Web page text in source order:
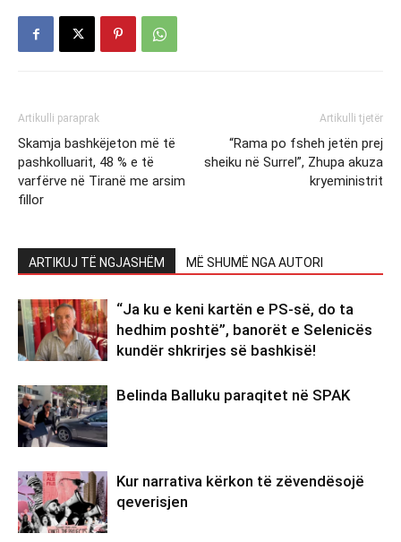
Artikulli paraprak
Skamja bashkëjeton më të
pashkolluarit, 48 % e të
varfërve në Tiranë me arsim
fillor
Artikulli tjetër
“Rama po fsheh jetën prej
sheiku në Surrel”, Zhupa akuza
kryeministrit
ARTIKUJ TË NGJASHËM MË SHUMË NGA AUTORI
“Ja ku e keni kartën e PS-së, do ta
hedhim poshtë”, banorët e Selenicës
kundër shkrirjes së bashkisë!
Belinda Balluku paraqitet në SPAK
Kur narrativa kërkon të zëvendësojë
qeverisjen